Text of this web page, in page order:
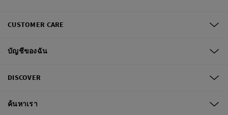
CUSTOMER CARE
บัญชีของฉัน
DISCOVER
ค้นหาเรา